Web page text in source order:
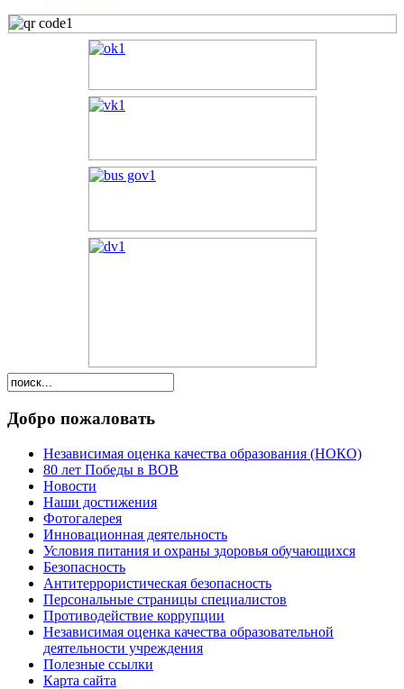
Добро пожаловать
Независимая оценка качества образования (НОКО)
80 лет Победы в ВОВ
Новости
Наши достижения
Фотогалерея
Инновационная деятельность
Условия питания и охраны здоровья обучающихся
Безопасность
Антитеррористическая безопасность
Персональные страницы специалистов
Противодействие коррупции
Независимая оценка качества образовательной
деятельности учреждения
Полезные ссылки
Карта сайта